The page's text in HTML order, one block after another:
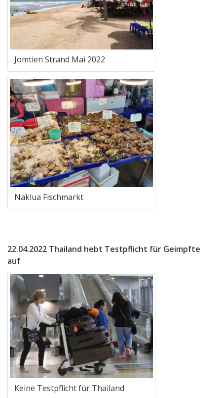
Jomtien Strand Mai 2022
Naklua Fischmarkt
22.04.2022 Thailand hebt Testpflicht für Geimpfte
auf
Keine Testpflicht für Thailand